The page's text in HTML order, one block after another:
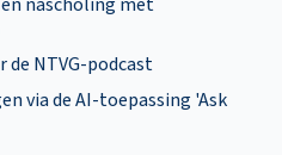
nascholing mét
NTVG-podcast
via de AI-toepassing 'Ask